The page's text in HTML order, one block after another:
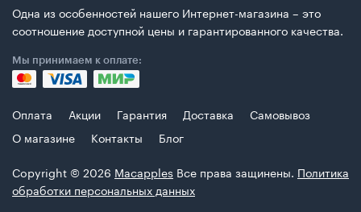
Одна из особенностей нашего Интернет-магазина – это
соотношение доступной цены и гарантированного качества.
Мы принимаем к оплате:
Оплата Акции Гарантия Доставка
Самовывоз
О магазине
Контакты
Блог
Copyright © 2026 Macapples Все права защинены. Политика
обработки персональных данных